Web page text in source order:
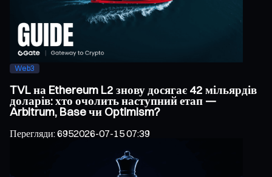
Web3
TVL на Ethereum L2 знову досягає 42 мільярдів
доларів: хто очолить наступний етап —
Arbitrum, Base чи Optimism?
Перегляди:6952026-07-15 07:39